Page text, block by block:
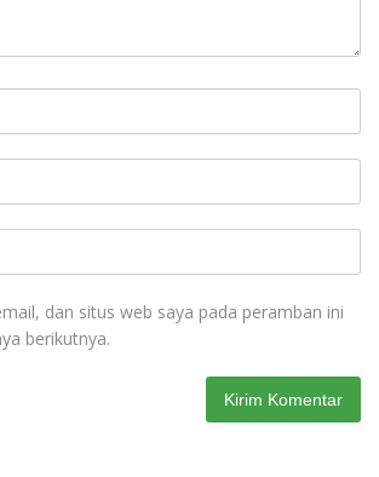
dan situs web saya pada peramban ini
berikutnya.